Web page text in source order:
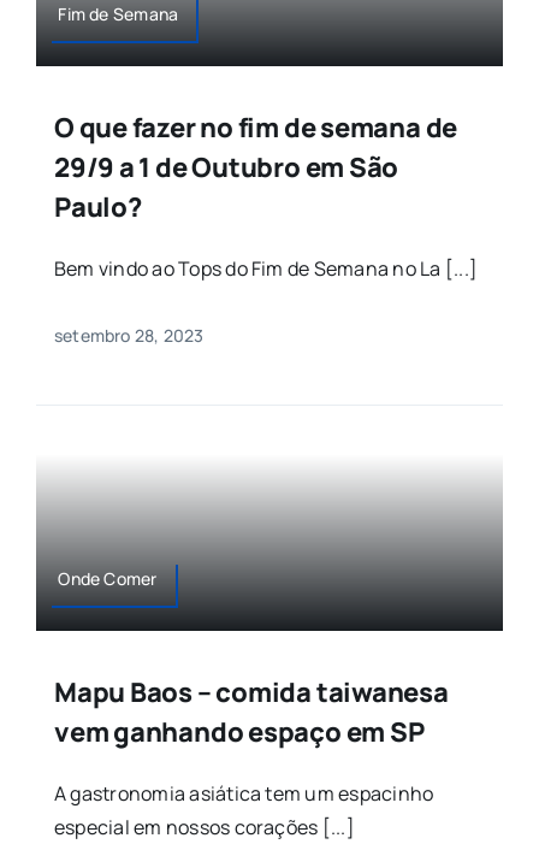
Fim de Semana
O que fazer no fim de semana de
29/9 a 1 de Outubro em São
Paulo?
Bem vindo ao Tops do Fim de Semana no La [...]
setembro 28, 2023
Onde Comer
Mapu Baos – comida taiwanesa
vem ganhando espaço em SP
A gastronomia asiática tem um espacinho
especial em nossos corações [...]